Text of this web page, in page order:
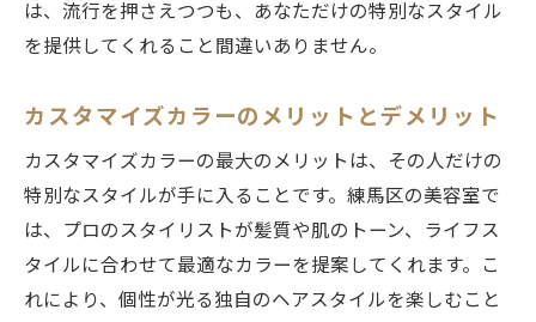
は、流行を押さえつつも、あなただけの特別なスタイル
を提供してくれること間違いありません。
カスタマイズカラーのメリットとデメリット
カスタマイズカラーの最大のメリットは、その人だけの
特別なスタイルが手に入ることです。練馬区の美容室で
は、プロのスタイリストが髪質や肌のトーン、ライフス
タイルに合わせて最適なカラーを提案してくれます。こ
れにより、個性が光る独自のヘアスタイルを楽しむこと